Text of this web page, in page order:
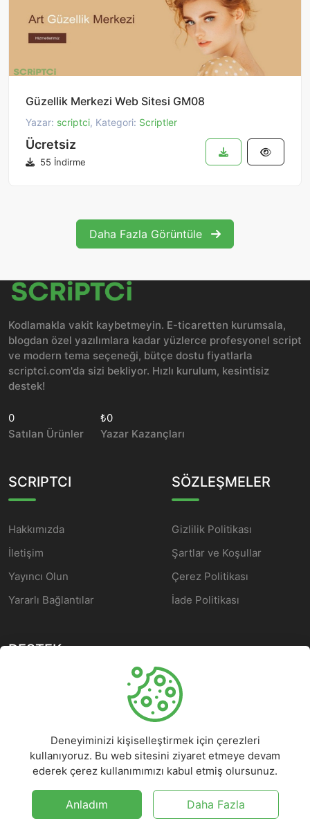
Güzellik Merkezi Web Sitesi GM08
Yazar: scriptci, Kategori: Scriptler
Ücretsiz
55 İndirme
Daha Fazla Görüntüle
Kodlamakla vakit kaybetmeyin. E-ticaretten kurumsala,
blogdan özel yazılımlara kadar yüzlerce profesyonel script
ve modern tema seçeneği, bütçe dostu fiyatlarla
scriptci.com'da sizi bekliyor. Hızlı kurulum, kesintisiz
destek!
0
Satılan Ürünler
₺0
Yazar Kazançları
SCRIPTCI
Hakkımızda
İletişim
Yayıncı Olun
Yararlı Bağlantılar
SÖZLEŞMELER
Gizlilik Politikası
Şartlar ve Koşullar
Çerez Politikası
İade Politikası
DESTEK
Sorun Rapor Edin
Uyar/ Kaldır
©2026Scriptci Market - Tüm hakları saklıdır.
Deneyiminizi kişiselleştirmek için çerezleri
kullanıyoruz. Bu web sitesini ziyaret etmeye devam
ederek çerez kullanımımızı kabul etmiş olursunuz.
Anladım Daha Fazla